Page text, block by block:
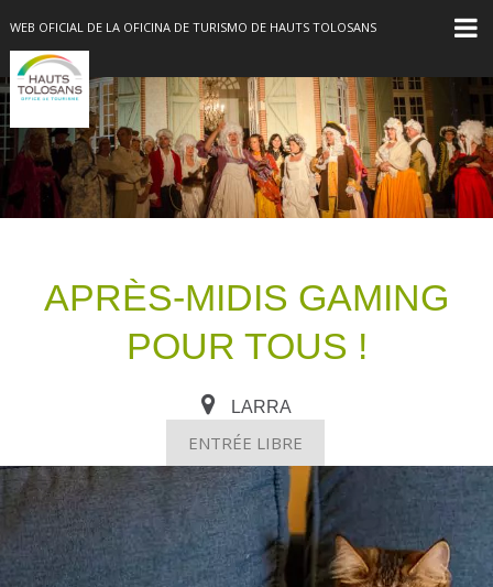
WEB OFICIAL DE LA OFICINA DE TURISMO DE HAUTS TOLOSANS
APRÈS-MIDIS GAMING
POUR TOUS !
LARRA
ENTRÉE LIBRE